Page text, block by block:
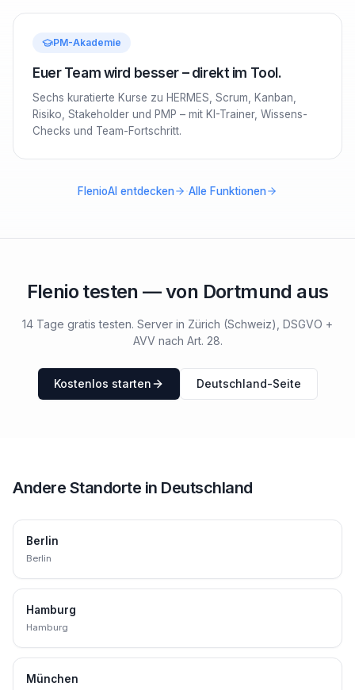
PM-Akademie
Euer Team wird besser – direkt im Tool.
Sechs kuratierte Kurse zu HERMES, Scrum, Kanban,
Risiko, Stakeholder und PMP – mit KI-Trainer, Wissens-
Checks und Team-Fortschritt.
FlenioAI entdecken Alle Funktionen
Flenio testen — von Dortmund aus
14 Tage gratis testen. Server in Zürich (Schweiz), DSGVO +
AVV nach Art. 28.
Kostenlos starten Deutschland-Seite
Andere Standorte in Deutschland
Berlin
Berlin
Hamburg
Hamburg
München